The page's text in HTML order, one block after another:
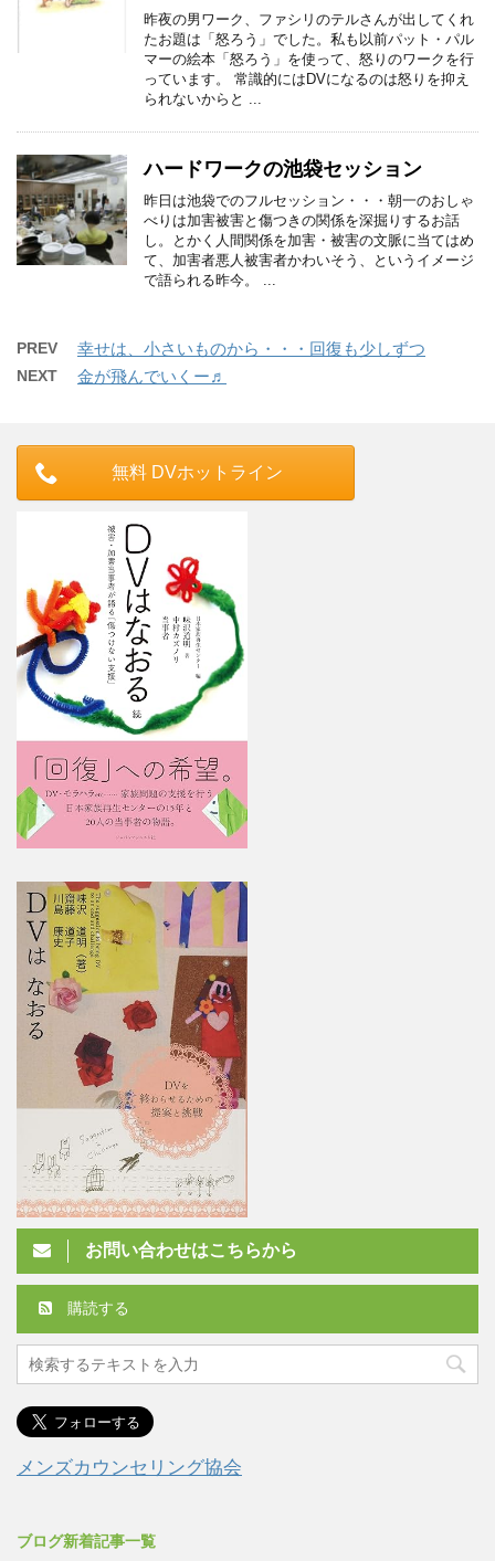
昨夜の男ワーク、ファシリのテルさんが出してくれ
たお題は「怒ろう」でした。私も以前パット・パル
マーの絵本「怒ろう」を使って、怒りのワークを行
っています。 常識的にはDVになるのは怒りを抑え
られないからと ...
ハードワークの池袋セッション
昨日は池袋でのフルセッション・・・朝一のおしゃ
べりは加害被害と傷つきの関係を深掘りするお話
し。とかく人間関係を加害・被害の文脈に当てはめ
て、加害者悪人被害者かわいそう、というイメージ
で語られる昨今。 ...
PREV 幸せは、小さいものから・・・回復も少しずつ
NEXT 金が飛んでいくー♬
無料 DVホットライン
お問い合わせはこちらから
購読する
メンズカウンセリング協会
ブログ新着記事一覧